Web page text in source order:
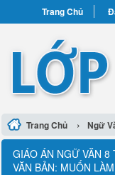
Trang Chủ
Trang Chủ › Ngữ
GIÁO ÁN NGỮ VĂN
VĂN BẢN: MUỐN